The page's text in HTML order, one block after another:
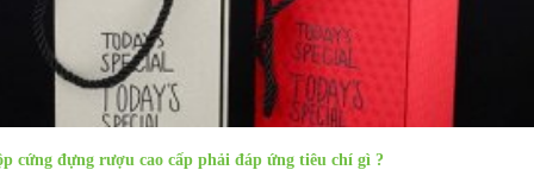
cứng đựng rượu cao cấp phải đáp ứng tiêu chí gì ?